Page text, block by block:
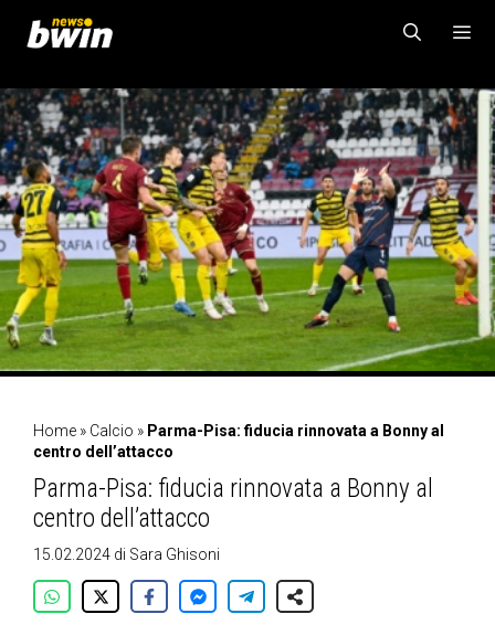
contenuto
MENU
Home » Calcio » Parma-Pisa: fiducia rinnovata a Bonny al
centro dell’attacco
Parma-Pisa: fiducia rinnovata a Bonny al
centro dell’attacco
15.02.2024 di Sara Ghisoni